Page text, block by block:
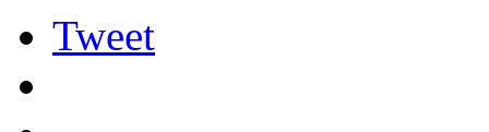
Tweet